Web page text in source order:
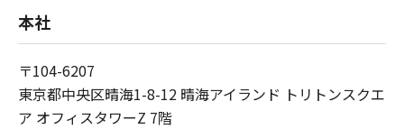
本社
〒104-6207
東京都中央区晴海1-8-12 晴海アイランド トリトンスクエ
ア オフィスタワーZ 7階